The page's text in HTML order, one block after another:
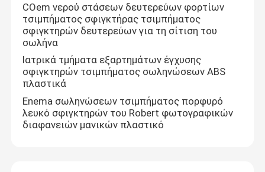
COem νερού στάσεων δευτερεύων φορτίων
τσιμπήματος σφιγκτήρας τσιμπήματος
σφιγκτηρών δευτερεύων για τη σίτιση του
σωλήνα
Ιατρικά τμήματα εξαρτημάτων έγχυσης
σφιγκτηρών τσιμπήματος σωληνώσεων ABS
πλαστικά
Enema σωληνώσεων τσιμπήματος πορφυρό
λευκό σφιγκτηρών του Robert φωτογραφικών
διαφανειών μανικών πλαστικό